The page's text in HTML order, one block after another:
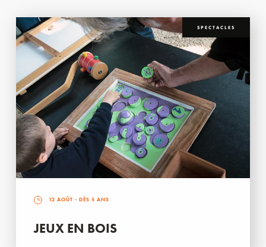
SPECTACLES
12 AOÛT - DÈS 5 ANS
JEUX EN BOIS